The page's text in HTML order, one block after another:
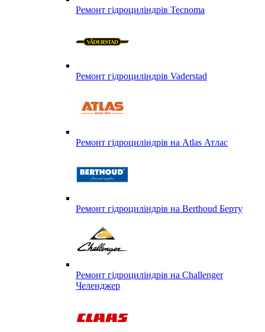
Ремонт гідроциліндрів Tecnoma
Ремонт гідроциліндрів Vaderstad
Ремонт гідроциліндрів на Atlas Атлас
Ремонт гідроциліндрів на Berthoud Берту
Ремонт гідроциліндрів на Challenger
Челенджер